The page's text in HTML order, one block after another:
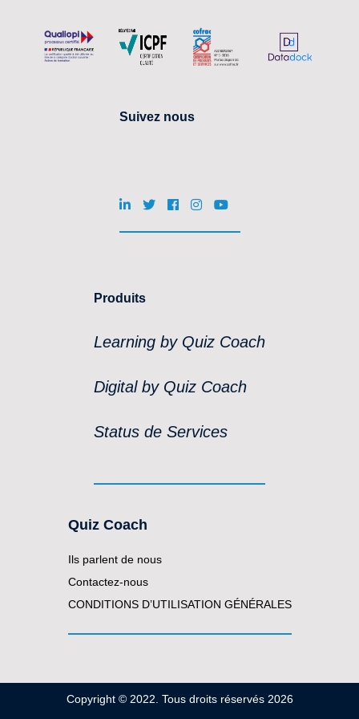
Suivez nous
Produits
Learning by Quiz Coach
Digital by Quiz Coach
Status de Services
Quiz Coach
Ils parlent de nous
Contactez-nous
CONDITIONS D’UTILISATION GÉNÉRALES
Copyright © 2022. Tous droits réservés 2026